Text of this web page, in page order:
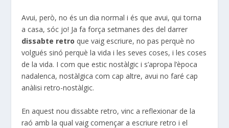
Avui, però, no és un dia normal i és que avui, qui torna
a casa, sóc jo! Ja fa força setmanes des del darrer
dissabte retro que vaig escriure, no pas perquè no
volgués sinó perquè la vida i les seves coses, i les coses
de la vida. I com que estic nostàlgic i s’apropa l’època
nadalenca, nostàlgica com cap altre, avui no faré cap
anàlisi retro-nostàlgic.
En aquest nou dissabte retro, vinc a reflexionar de la
raó amb la qual vaig començar a escriure retro i el